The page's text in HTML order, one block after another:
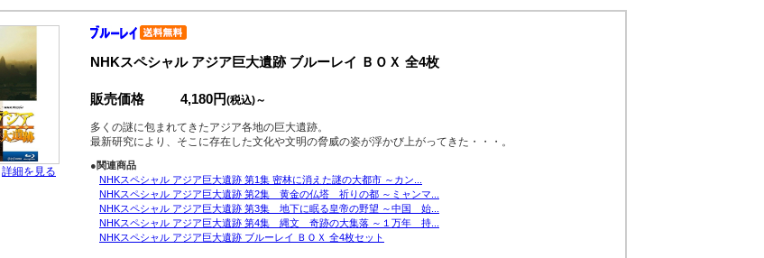
詳細を見る
NHKスペシャル アジア巨大遺跡 ブルーレイ ＢＯＸ 全4枚
販売価格 4,180円(税込)～
多くの謎に包まれてきたアジア各地の巨大遺跡。
最新研究により、そこに存在した文化や文明の脅威の姿が浮かび上がってきた・・・。
●関連商品
NHKスペシャル アジア巨大遺跡 第1集 密林に消えた謎の大都市 ～カン...
NHKスペシャル アジア巨大遺跡 第2集 黄金の仏塔 祈りの都 ～ミャンマ...
NHKスペシャル アジア巨大遺跡 第3集 地下に眠る皇帝の野望 ～中国 始...
NHKスペシャル アジア巨大遺跡 第4集 縄文 奇跡の大集落 ～１万年 持...
NHKスペシャル アジア巨大遺跡 ブルーレイ ＢＯＸ 全4枚セット